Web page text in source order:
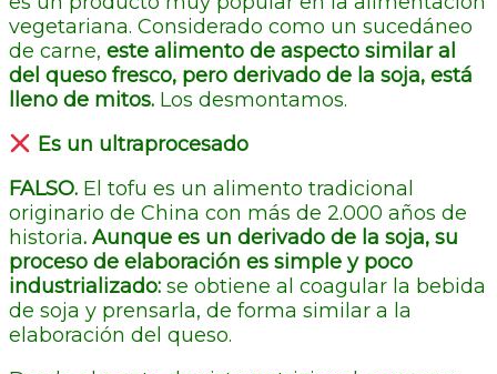
vegetariana. Considerado como un sucedáneo
de carne, este alimento de aspecto similar al
del queso fresco, pero derivado de la soja, está
lleno de mitos. Los desmontamos.
Es un ultraprocesado
FALSO. El tofu es un alimento tradicional
originario de China con más de 2.000 años de
historia. Aunque es un derivado de la soja, su
proceso de elaboración es simple y poco
industrializado: se obtiene al coagular la bebida
de soja y prensarla, de forma similar a la
elaboración del queso.